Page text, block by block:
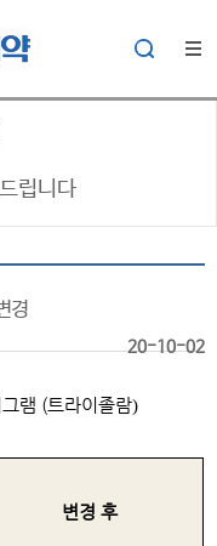
립니다
경
20-10-02
램 (트라이졸람)
변경 후